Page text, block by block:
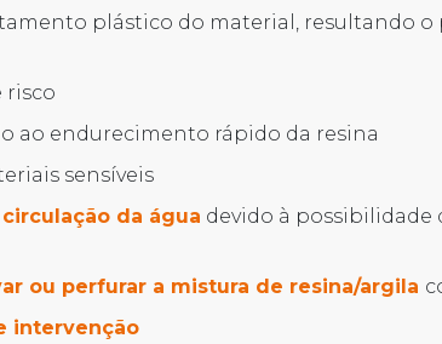
plástico do material, resultando
risco
ao endurecimento rápido da resina
sensíveis
da água devido à possibilidade
ou perfurar a mistura de resina/argila
intervenção